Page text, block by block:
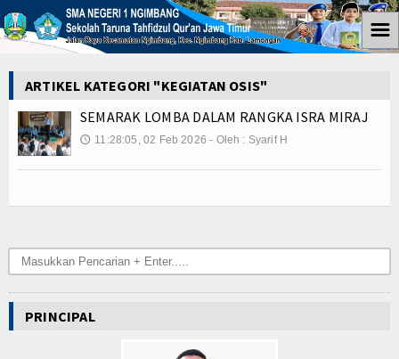
Informasi
Kegiatan Ekstra
Agenda
☰
ARTIKEL KATEGORI "KEGIATAN OSIS"
SEMARAK LOMBA DALAM RANGKA ISRA MIRAJ
🕔 11:28:05, 02 Feb 2026 - Oleh : Syarif H
PRINCIPAL